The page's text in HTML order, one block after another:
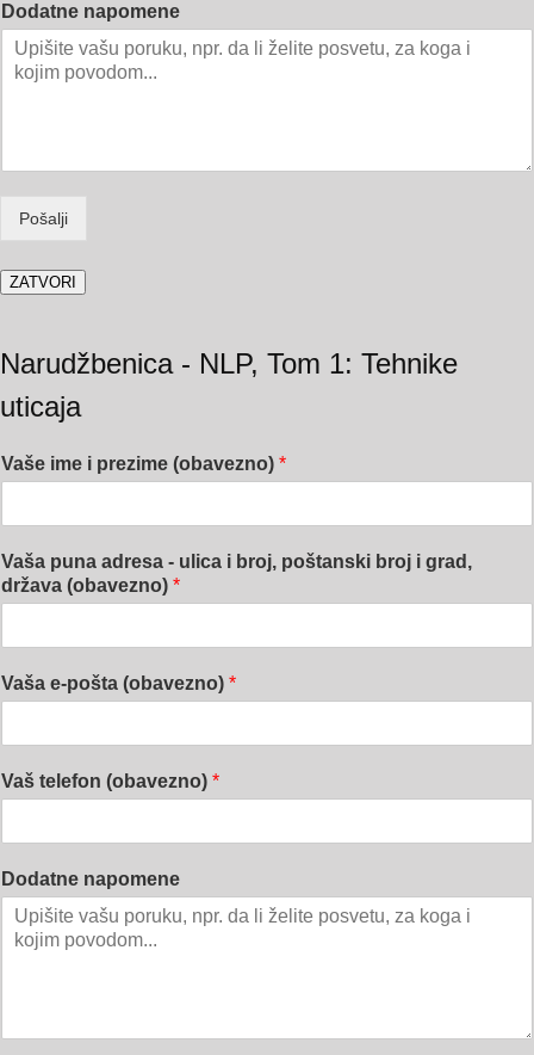
Dodatne napomene
Pošalji
ZATVORI
Narudžbenica - NLP, Tom 1: Tehnike
uticaja
Vaše ime i prezime (obavezno) *
Vaša puna adresa - ulica i broj, poštanski broj i grad,
država (obavezno) *
Vaša e-pošta (obavezno) *
Vaš telefon (obavezno) *
Dodatne napomene